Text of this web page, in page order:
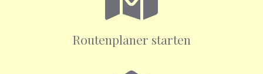
Routenplaner starten